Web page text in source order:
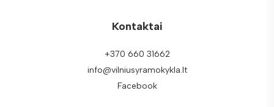
Kontaktai
+370 660 31662
info@vilniusyramokykla.lt
Facebook